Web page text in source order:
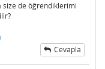
size de öğrendiklerimi
Cevapla